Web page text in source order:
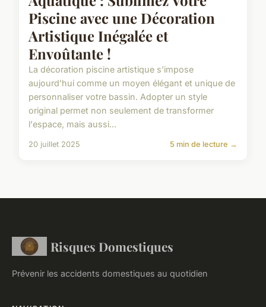
Piscine avec une Décoration
Artistique Inégalée et
Envoûtante !
La décoration piscine artistique s'impose
aujourd'hui comme un moyen élégant et unique de
personnaliser votre bassin. Adopter un style
original permet non seulement de transformer
l'espace, mais aussi...
20 juillet 2025 5 min de lecture →
Risques Domestiques
Prévenir les accidents domestiques au quotidien